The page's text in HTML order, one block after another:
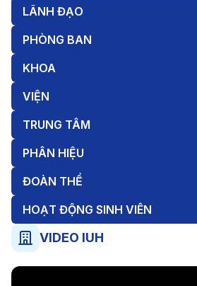
LÃNH ĐẠO
PHÒNG BAN
KHOA
VIỆN
TRUNG TÂM
PHÂN HIỆU
ĐOÀN THỂ
HOẠT ĐỘNG SINH VIÊN
VIDEO IUH